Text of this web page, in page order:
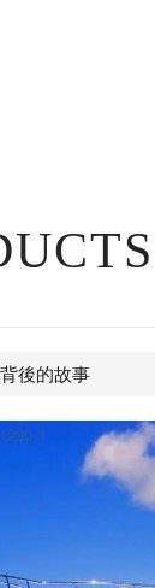
後的故事